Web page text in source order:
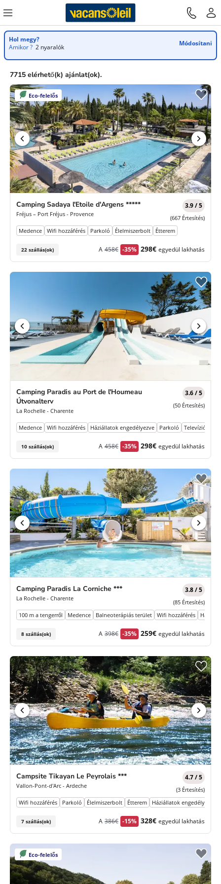
Hol megy?
Amikor ? 2 nyaralók Módosítani
7715 elérhető(k) ajánlat(ok).
Eco-felelős
Camping Sadaya l'Etoile d'Argens *****
Fréjus – Port Fréjus - Provence
3.9 / 5
(667 Értesítés)
Medence
Wifi hozzáférés Parkoló Élelmiszerbolt Étterem
22 szállás(ok) A Korábbi
458€ -35% Új
298€ egyedül lakhatás
Camping Paradis au Port de l'Houmeau
Útvonalterv
La Rochelle - Charente
3.6 / 5
(50 Értesítés)
Medence Wifi hozzáférés Háziállatok engedélyezve Parkoló Televízió
10 szállás(ok) A Korábbi
458€ -35% Új
298€ egyedül lakhatás
Camping Paradis La Corniche ***
La Rochelle - Charente
3.8 / 5
(85 Értesítés)
100 m a tengerről
Medence Balneoterápiás terület Wifi hozzáférés
8 szállás(ok) A Korábbi
398€ -35% Új
259€ egyedül lakhatás
Campsite Tikayan Le Peyrolais ***
Vallon-Pont-d'Arc - Ardeche
4.7 / 5
(3 Értesítés)
Wifi hozzáférés
Parkoló Élelmiszerbolt Étterem Háziállatok engedélyezve
7 szállás(ok) A Korábbi
386€ -15% Új
328€ egyedül lakhatás
Eco-felelős